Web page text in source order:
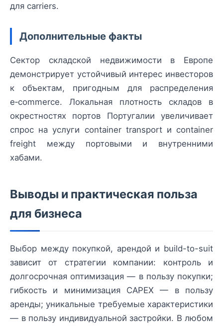
для carriers.
Дополнительные факты
Сектор складской недвижимости в Европе
демонстрирует устойчивый интерес инвесторов
к объектам, пригодным для распределения
e‑commerce. Локальная плотность складов в
окрестностях портов Португалии увеличивает
спрос на услуги container transport и container
freight между портовыми и внутренними
хабами.
Выводы и практическая польза
для бизнеса
Выбор между покупкой, арендой и build-to-suit
зависит от стратегии компании: контроль и
долгосрочная оптимизация — в пользу покупки;
гибкость и минимизация CAPEX — в пользу
аренды; уникальные требуемые характеристики
— в пользу индивидуальной застройки. В любом